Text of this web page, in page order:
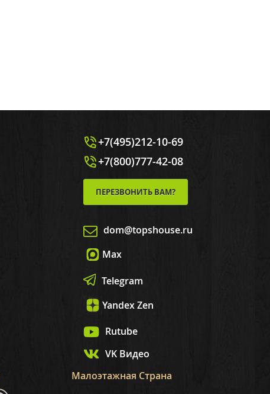
+7(495)212-10-69
+7(800)777-42-08
ПЕРЕЗВОНИТЬ ВАМ?
dom@topshouse.ru
Max
Telegram
Yandex Zen
Rutube
VK Видео
Малоэтажная Страна